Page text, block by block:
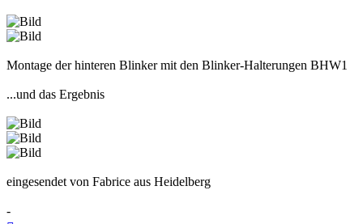
Montage der hinteren Blinker mit den Blinker-Halterungen BHW1
...und das Ergebnis
eingesendet von Fabrice aus Heidelberg
-